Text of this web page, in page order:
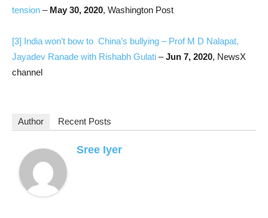
tension – May 30, 2020, Washington Post
[3] India won’t bow to China’s bullying – Prof M D Nalapat,
Jayadev Ranade with Rishabh Gulati –Jun 7, 2020, NewsX
channel
Author Recent Posts
Sree Iyer